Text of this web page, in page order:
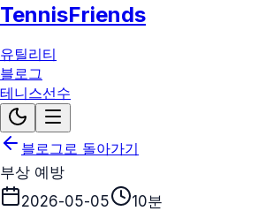
TennisFriends
유틸리티
블로그
테니스선수
블로그로 돌아가기
부상 예방
2026-05-05
10분